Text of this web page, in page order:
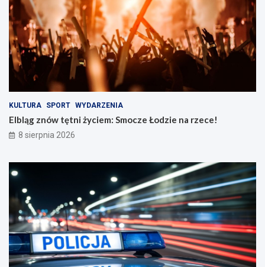
r
o
ż
n
o
i
n
d
r
a
c
e
n
a
r
z
e
e
!
KULTURA SPORT WYDARZENIA
Elbląg znów tętni życiem: Smocze Łodzie na rzece!
8 sierpnia 2026